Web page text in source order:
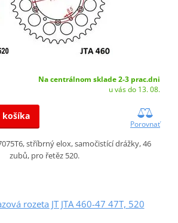
Na centrálnom sklade 2-3 prac.dni
u vás do 13. 08.
košíka
Porovnať
stříbrný elox, samočistící drážky, 46
zubů, pro řetěz 520.
rozeta JT JTA 460-47 47T, 520